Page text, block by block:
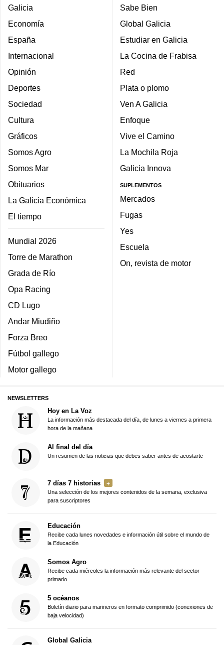
Galicia
Economía
España
Internacional
Opinión
Deportes
Sociedad
Cultura
Gráficos
Somos Agro
Somos Mar
Obituarios
La Galicia Económica
El tiempo
Mundial 2026
Torre de Marathon
Grada de Río
Opa Racing
CD Lugo
Andar Miudiño
Forza Breo
Fútbol gallego
Motor gallego
Sabe Bien
Global Galicia
Estudiar en Galicia
La Cocina de Frabisa
Red
Plata o plomo
Ven A Galicia
Enfoque
Vive el Camino
La Mochila Roja
Galicia Innova
SUPLEMENTOS
Mercados
Fugas
Yes
Escuela
On, revista de motor
NEWSLETTERS
Hoy en La Voz
La información más destacada del día, de lunes a viernes a primera
hora de la mañana
Al final del día
Un resumen de las noticias que debes saber antes de acostarte
7 días 7 historias
Una selección de los mejores contenidos de la semana, exclusiva
para suscriptores
Educación
Recibe cada lunes novedades e información útil sobre el mundo de
la Educación
Somos Agro
Recibe cada miércoles la información más relevante del sector
primario
5 océanos
Boletín diario para marineros en formato comprimido (conexiones de
baja velocidad)
Global Galicia